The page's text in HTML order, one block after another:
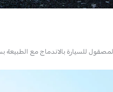
للسيارة بالاندماج مع